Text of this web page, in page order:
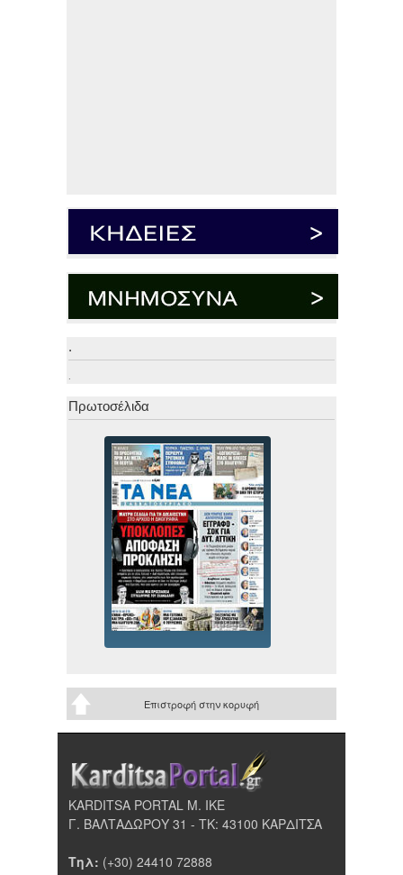
.
Πρωτοσέλιδα
Επιστροφή στην κορυφή
KARDITSA PORTAL Μ. ΙΚΕ
Γ. ΒΑΛΤΑΔΩΡΟΥ 31 - ΤΚ: 43100 ΚΑΡΔΙΤΣΑ
Τηλ: (+30) 24410 72888